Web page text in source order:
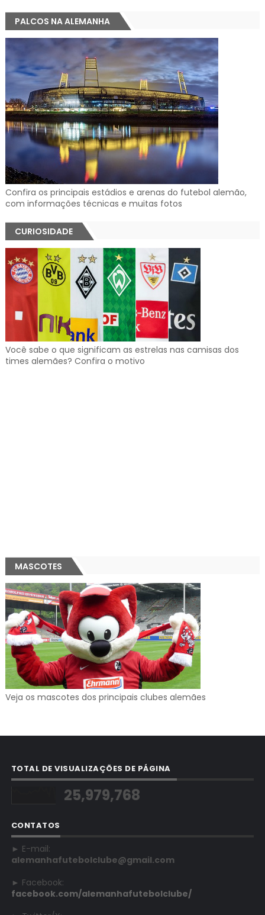
PALCOS NA ALEMANHA
Confira os principais estádios e arenas do futebol alemão,
com informações técnicas e muitas fotos
CURIOSIDADE
Você sabe o que significam as estrelas nas camisas dos
times alemães? Confira o motivo
MASCOTES
Veja os mascotes dos principais clubes alemães
TOTAL DE VISUALIZAÇÕES DE PÁGINA
25,979,768
CONTATOS
► E-mail:
alemanhafutebolclube@gmail.com
► Facebook:
facebook.com/alemanhafutebolclube/